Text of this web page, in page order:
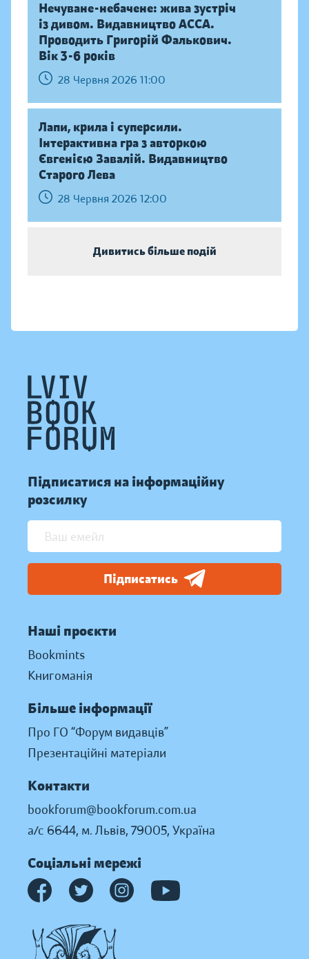
Нечуване-небачене: жива зустріч
із дивом. Видавництво АССА.
Проводить Григорій Фалькович.
Вік 3-6 років
28 Червня 2026 11:00
Лапи, крила і суперсили.
Інтерактивна гра з авторкою
Євгенією Завалій. Видавництво
Старого Лева
28 Червня 2026 12:00
Дивитись більше подій
Підписатися на інформаційну
розсилку
Підписатись
Наші проєкти
Bookmints
Книгоманія
Більше інформації
Про ГО “Форум видавців”
Презентаційні матеріали
Контакти
bookforum@bookforum.com.ua
а/с 6644, м. Львів, 79005, Україна
Соціальні мережі